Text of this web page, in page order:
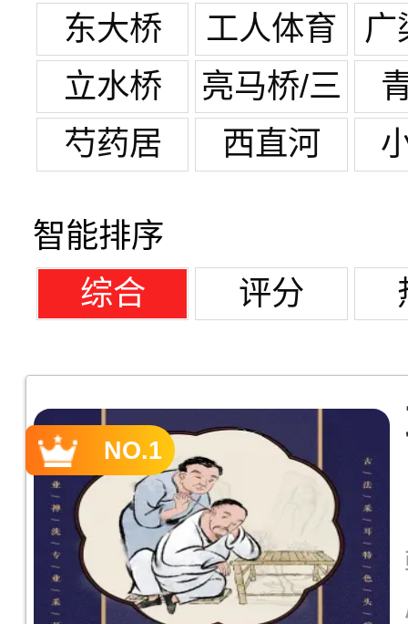
团结湖
东大桥
工人体育
场
广
立水桥
亮马桥/三
元桥
芍药居
西直河
智能排序
综合
评分
NO.1